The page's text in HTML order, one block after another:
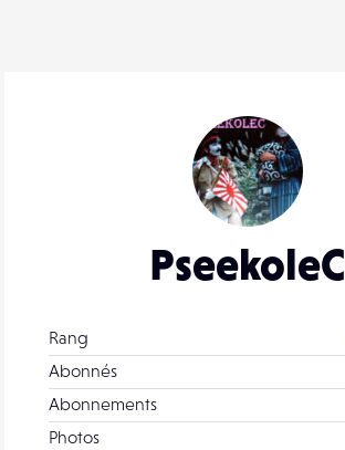
PseekoleC
Rang
Abonnés
Abonnements
Photos